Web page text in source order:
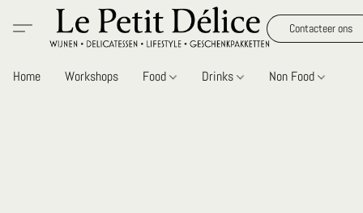
Contacteer ons
Home Workshops Food Drinks Non Food